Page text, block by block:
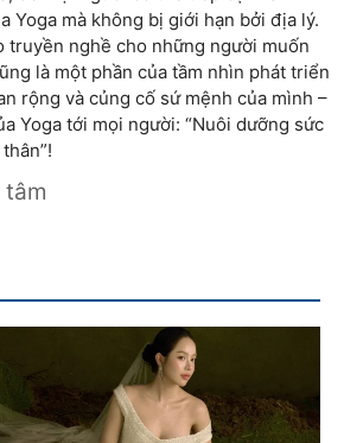
Yoga mà không bị giới hạn bởi địa lý.
truyền nghề cho những người muốn
là một phần của tầm nhìn phát triển
rộng và củng cố sứ mệnh của mình –
Yoga tới mọi người: “Nuôi dưỡng sức
tâm